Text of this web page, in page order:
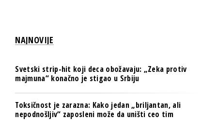
NAJNOVIJE
Svetski strip-hit koji deca obožavaju: „Zeka protiv
majmuna“ konačno je stigao u Srbiju
Toksičnost je zarazna: Kako jedan „briljantan, ali
nepodnošljiv“ zaposleni može da uništi ceo tim